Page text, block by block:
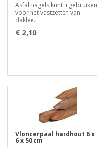
Asfaltnagels kunt u gebruiken
voor het vastzetten van
daklee..
€ 2,10
Vlonderpaal hardhout 6 x
6 x 50 cm